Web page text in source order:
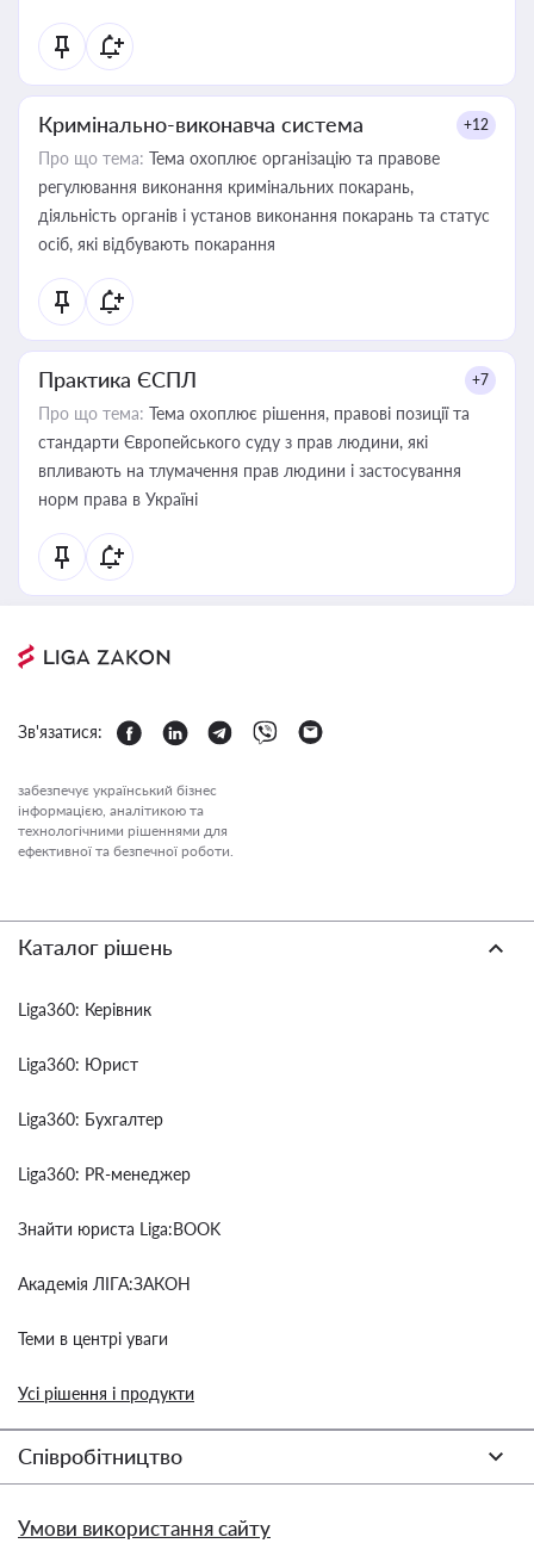
Кримінально-виконавча система +12
Про що тема: Тема охоплює організацію та правове
регулювання виконання кримінальних покарань,
діяльність органів і установ виконання покарань та статус
осіб, які відбувають покарання
Практика ЄСПЛ +7
Про що тема: Тема охоплює рішення, правові позиції та
стандарти Європейського суду з прав людини, які
впливають на тлумачення прав людини і застосування
норм права в Україні
Зв'язатися:
забезпечує український бізнес
інформацією, аналітикою та
технологічними рішеннями для
ефективної та безпечної роботи.
Каталог рішень
Liga360: Керівник
Liga360: Юрист
Liga360: Бухгалтер
Liga360: PR-менеджер
Знайти юриста Liga:BOOK
Академія ЛІГА:ЗАКОН
Теми в центрі уваги
Усі рішення і продукти
Співробітництво
Умови використання сайту